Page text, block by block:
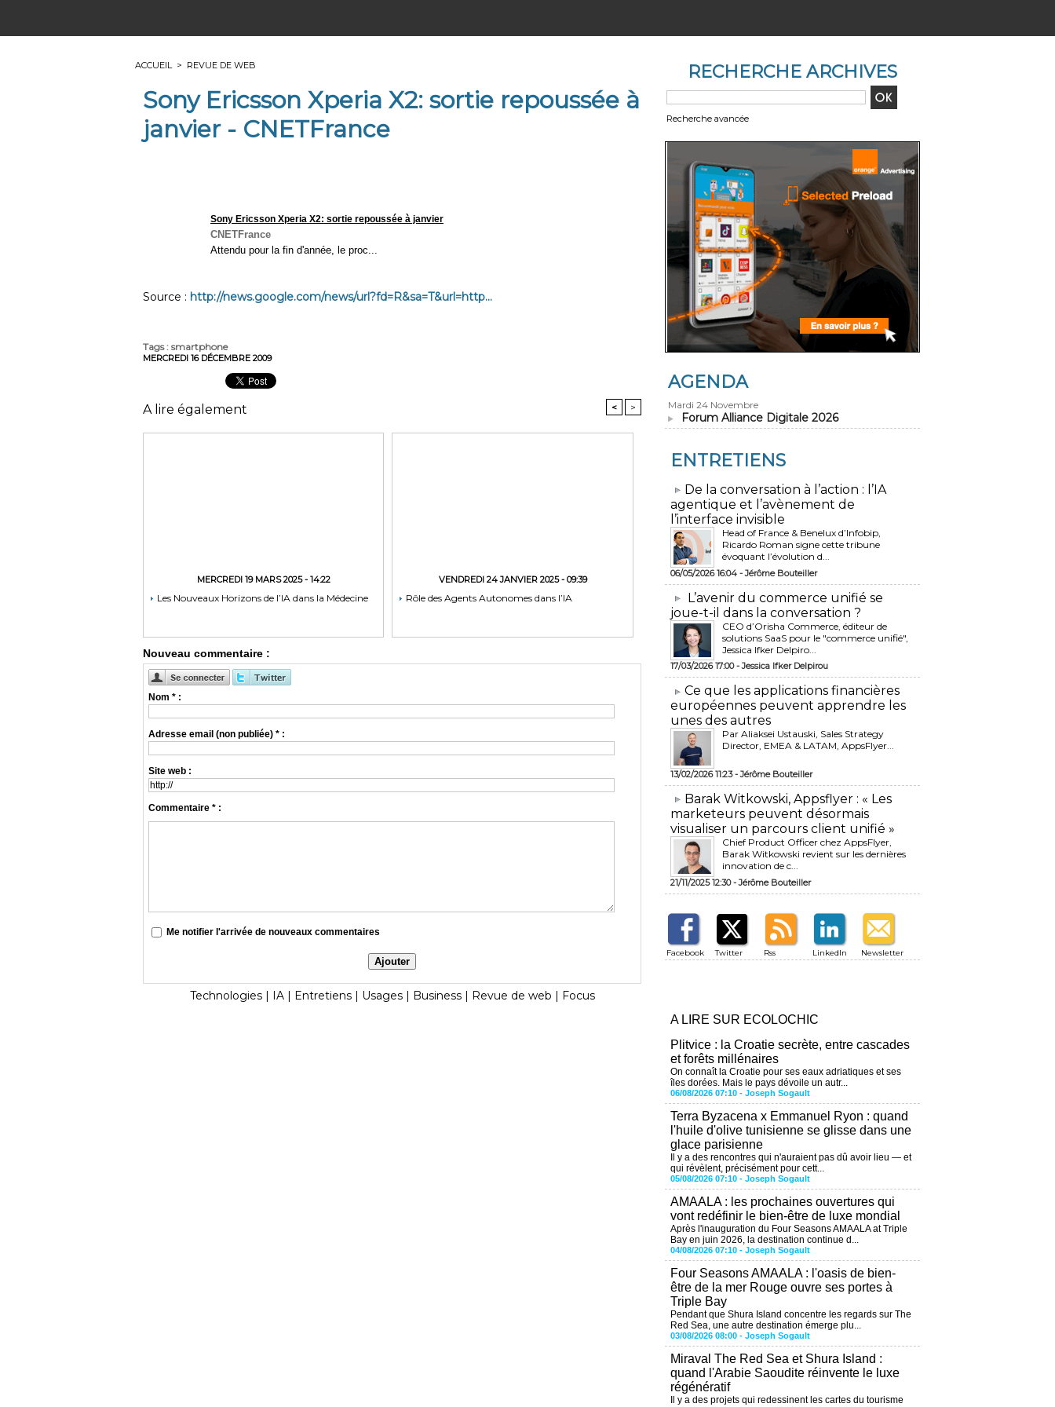
ACCUEIL > REVUE DE WEB
Sony Ericsson Xperia X2: sortie repoussée à
janvier - CNETFrance
Sony Ericsson Xperia X2: sortie repoussée à janvier
CNETFrance
Attendu pour la fin d'année, le proc...
Source : http://news.google.com/news/url?fd=R&sa=T&url=http...
Tags: smartphone
MERCREDI 16 DÉCEMBRE 2009
A lire également < >
MERCREDI 19 MARS 2025 - 14:22
Les Nouveaux Horizons de l’IA dans la Médecine
VENDREDI 24 JANVIER 2025 - 09:39
Rôle des Agents Autonomes dans l’IA
Nouveau commentaire :
Nom * :
Adresse email (non publiée) * :
Site web :
Commentaire * :
Me notifier l'arrivée de nouveaux commentaires
Technologies | IA | Entretiens | Usages | Business | Revue de web | Focus
RECHERCHE ARCHIVES
Recherche avancée
AGENDA
Mardi 24 Novembre
Forum Alliance Digitale 2026
ENTRETIENS
​De la conversation à l’action : l’IA
agentique et l’avènement de
l’interface invisible
Head of France & Benelux d’Infobip,
Ricardo Roman signe cette tribune
évoquant l’évolution d...
06/05/2026 16:04 -Jérôme Bouteiller
L’avenir du commerce unifié se
joue-t-il dans la conversation ?
CEO d’Orisha Commerce, éditeur de
solutions SaaS pour le "commerce unifié",
Jessica Ifker Delpiro...
17/03/2026 17:00 -Jessica Ifker Delpirou
​Ce que les applications financières
européennes peuvent apprendre les
unes des autres
Par Aliaksei Ustauski, Sales Strategy
Director, EMEA & LATAM, AppsFlyer...
13/02/2026 11:23 -Jérôme Bouteiller
​Barak Witkowski, Appsflyer : « Les
marketeurs peuvent désormais
visualiser un parcours client unifié »
Chief Product Officer chez AppsFlyer, ​
Barak Witkowski revient sur les dernières
innovation de c...
21/11/2025 12:30 -Jérôme Bouteiller
Facebook Twitter Rss LinkedIn Newsletter
A LIRE SUR ECOLOCHIC
Plitvice : la Croatie secrète, entre cascades
et forêts millénaires
On connaît la Croatie pour ses eaux adriatiques et ses
îles dorées. Mais le pays dévoile un autr...
06/08/2026 07:10 - Joseph Sogault
Terra Byzacena x Emmanuel Ryon : quand
l'huile d'olive tunisienne se glisse dans une
glace parisienne
Il y a des rencontres qui n'auraient pas dû avoir lieu — et
qui révèlent, précisément pour cett...
05/08/2026 07:10 - Joseph Sogault
AMAALA : les prochaines ouvertures qui
vont redéfinir le bien-être de luxe mondial
Après l'inauguration du Four Seasons AMAALA at Triple
Bay en juin 2026, la destination continue d...
04/08/2026 07:10 - Joseph Sogault
Four Seasons AMAALA : l'oasis de bien-
être de la mer Rouge ouvre ses portes à
Triple Bay
Pendant que Shura Island concentre les regards sur The
Red Sea, une autre destination émerge plu...
03/08/2026 08:00 - Joseph Sogault
Miraval The Red Sea et Shura Island :
quand l'Arabie Saoudite réinvente le luxe
régénératif
Il y a des projets qui redessinent les cartes du tourisme